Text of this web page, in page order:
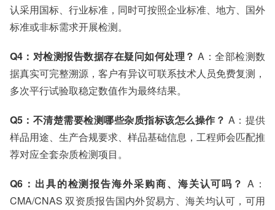
认采用国标、行业标准，同时可按照企业标准、地方、国外
标准或非标需求开展检测。
Q4：对检测报告数据存在疑问如何处理？ A：全部检测数
据真实可完整溯源，客户有异议可联系技术人员免费复测，
多次平行试验取稳定数值作为最终结果。
Q5：不清楚需要检测哪些杂质指标该怎么操作？ A：提供
样品用途、生产合规要求、样品基础信息，工程师会匹配推
荐对应全套杂质检测项目。
Q6：出具的检测报告海外采购商、海关认可吗？ A：
CMA/CNAS 双资质报告国内外贸易方、海关均认可，可用